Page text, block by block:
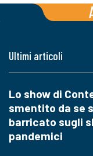
Ultimi articoli
Lo show di
smentito da se
barricato sugli
pandemici